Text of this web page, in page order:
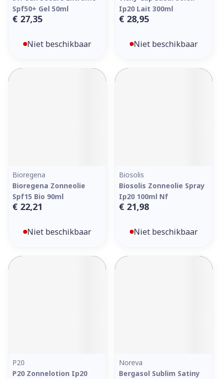
Spf50+ Gel 50ml
€ 27,35
Niet beschikbaar
Ip20 Lait 300ml
€ 28,95
Niet beschikbaar
Bioregena
Bioregena Zonneolie
Spf15 Bio 90ml
€ 22,21
Niet beschikbaar
Biosolis
Biosolis Zonneolie Spray
Ip20 100ml Nf
€ 21,98
Niet beschikbaar
P20
P20 Zonnelotion Ip20
Noreva
Bergasol Sublim Satiny